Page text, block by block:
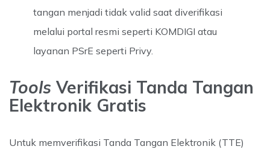
tangan menjadi tidak valid saat diverifikasi
melalui portal resmi seperti KOMDIGI atau
layanan PSrE seperti Privy.
Tools Verifikasi Tanda Tangan
Elektronik Gratis
Untuk memverifikasi Tanda Tangan Elektronik (TTE)